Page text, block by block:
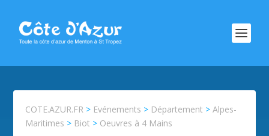
COTE.AZUR.FR > Evénements > Département >Alpes-
Maritimes > Biot > Oeuvres à 4 Mains